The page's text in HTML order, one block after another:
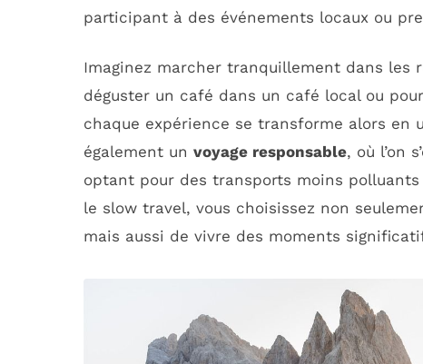
participant à des événements locaux ou
Imaginez marcher tranquillement dans les
déguster un café dans un café local ou
chaque expérience se transforme alors en
également un voyage responsable, où l’on
optant pour des transports moins
le slow travel, vous choisissez non
mais aussi de vivre des moments